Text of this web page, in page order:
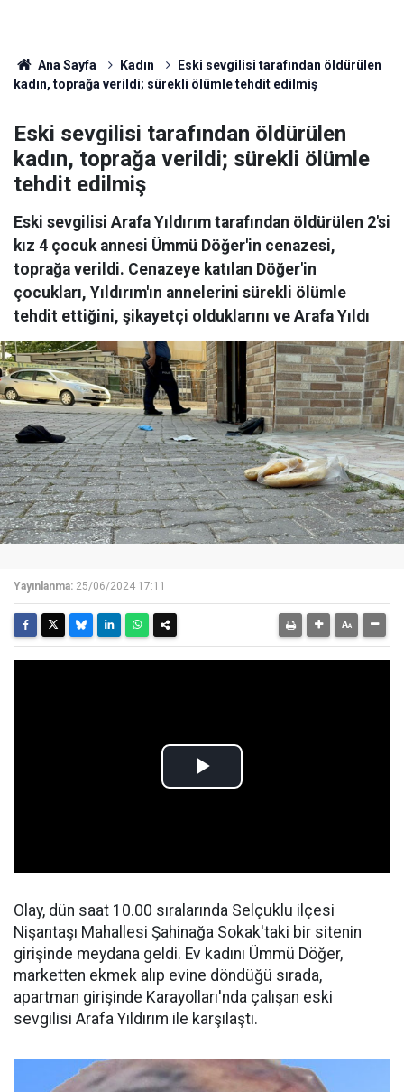
Ana Sayfa Kadın
Eski sevgilisi tarafından öldürülen
kadın, toprağa verildi; sürekli ölümle tehdit edilmiş
Eski sevgilisi tarafından öldürülen
kadın, toprağa verildi; sürekli ölümle
tehdit edilmiş
Eski sevgilisi Arafa Yıldırım tarafından öldürülen 2'si
kız 4 çocuk annesi Ümmü Döğer'in cenazesi,
toprağa verildi. Cenazeye katılan Döğer'in
çocukları, Yıldırım'ın annelerini sürekli ölümle
tehdit ettiğini, şikayetçi olduklarını ve Arafa Yıldı
Yayınlanma: 25/06/2024 17:11
Olay, dün saat 10.00 sıralarında Selçuklu ilçesi
Nişantaşı Mahallesi Şahinağa Sokak'taki bir sitenin
girişinde meydana geldi. Ev kadını Ümmü Döğer,
marketten ekmek alıp evine döndüğü sırada,
apartman girişinde Karayolları'nda çalışan eski
sevgilisi Arafa Yıldırım ile karşılaştı.